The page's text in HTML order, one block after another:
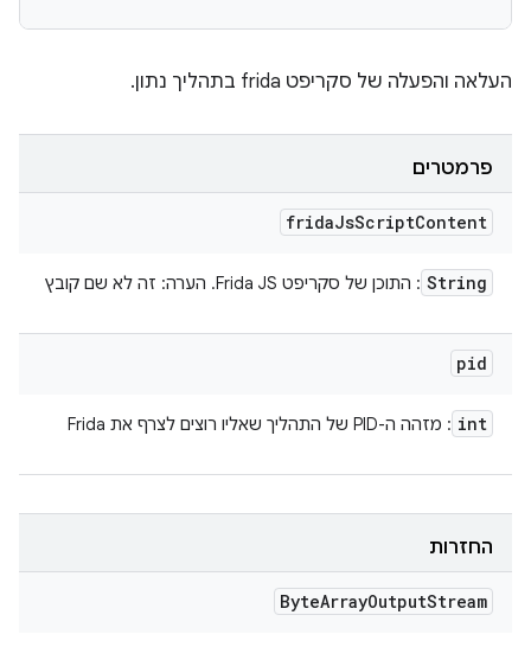
העלאה והפעלה של סקריפט frida בתהליך נתון.
פרמטרים
fridaJsScriptContent
String : התוכן של סקריפט Frida JS. הערה: זה לא שם קובץ
pid
int : מזהה ה-PID של התהליך שאליו רוצים לצרף את Frida
החזרות
ByteArrayOutputStream